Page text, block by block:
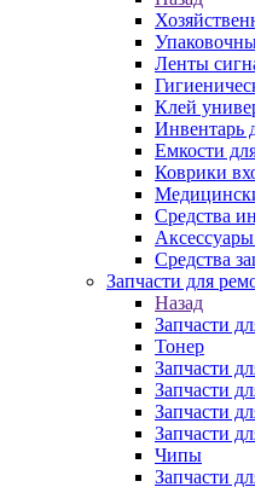
Ленты
Клей
Инвентарь
Емкости
Коврики
Средства
Средства
Запчасти для
Назад
Запчасти
Тонер
Запчасти
Запчасти
Запчасти
Запчасти
Чипы
Запчасти